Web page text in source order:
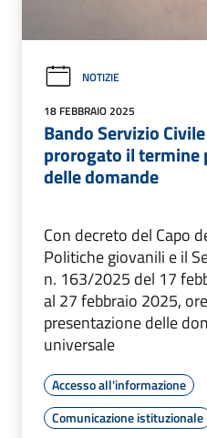
NOTIZIE
18 FEBBRAIO 2025
Bando Servizio
prorogato il termine
delle domande
Con decreto del Capo
Politiche giovanili e il
n. 163/2025 del 17
al 27 febbraio 2025,
presentazione delle
universale
Accesso all'informazione
Comunicazione istituzionale